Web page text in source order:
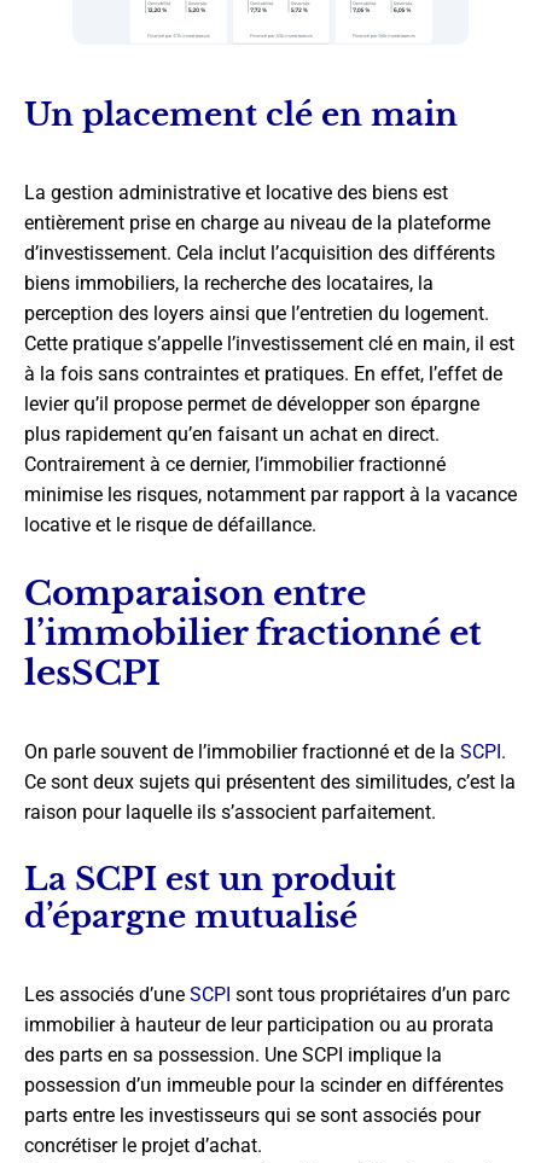
Un placement clé en main
La gestion administrative et locative des biens est
entièrement prise en charge au niveau de la plateforme
d’investissement. Cela inclut l’acquisition des différents
biens immobiliers, la recherche des locataires, la
perception des loyers ainsi que l’entretien du logement.
Cette pratique s’appelle l’investissement clé en main, il est
à la fois sans contraintes et pratiques. En effet, l’effet de
levier qu’il propose permet de développer son épargne
plus rapidement qu’en faisant un achat en direct.
Contrairement à ce dernier, l’immobilier fractionné
minimise les risques, notamment par rapport à la vacance
locative et le risque de défaillance.
Comparaison entre
l’immobilier fractionné et
lesSCPI
On parle souvent de l’immobilier fractionné et de la SCPI .
Ce sont deux sujets qui présentent des similitudes, c’est la
raison pour laquelle ils s’associent parfaitement.
La SCPI est un produit
d’épargne mutualisé
Les associés d’une SCPI sont tous propriétaires d’un parc
immobilier à hauteur de leur participation ou au prorata
des parts en sa possession. Une SCPI implique la
possession d’un immeuble pour la scinder en différentes
parts entre les investisseurs qui se sont associés pour
concrétiser le projet d’achat.